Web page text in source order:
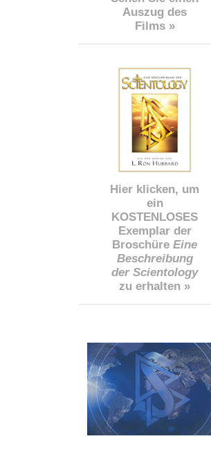
Auszug des
Films »
Hier klicken, um
ein
KOSTENLOSES
Exemplar der
Broschüre Eine
Beschreibung
der Scientology
zu erhalten »